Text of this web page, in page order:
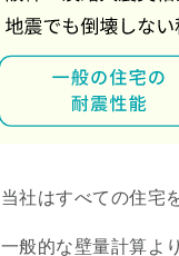
当社はすべての住宅
一般的な壁量計算よ